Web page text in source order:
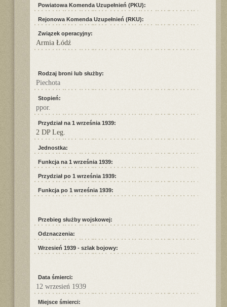
Powiatowa Komenda Uzupełnień (PKU):
Rejonowa Komenda Uzupełnień (RKU):
Związek operacyjny:
Armia Łódź
Rodzaj broni lub służby:
Piechota
Stopień:
ppor.
Przydział na 1 września 1939:
2 DP Leg.
Jednostka:
Funkcja na 1 września 1939:
Przydział po 1 września 1939:
Funkcja po 1 września 1939:
Przebieg służby wojskowej:
Odznaczenia:
Wrzesień 1939 - szlak bojowy:
Data śmierci:
12 wrzesień 1939
Miejsce śmierci: